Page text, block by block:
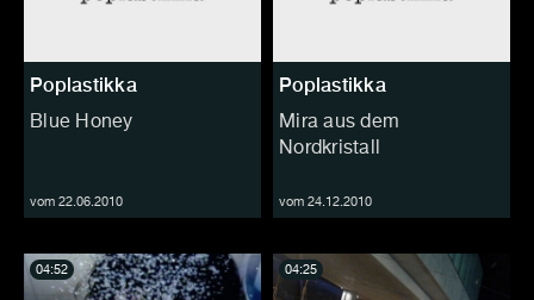
Poplastikka
Blue Honey
vom 22.06.2010
Poplastikka
Mira aus dem
Nordkristall
vom 24.12.2010
04:52 04:25